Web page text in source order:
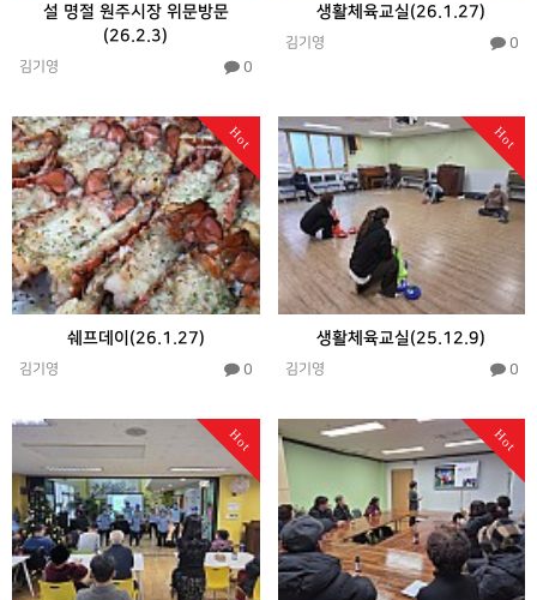
설 명절 원주시장 위문방문
(26.2.3)
김기영 0
생활체육교실(26.1.27)
김기영 0
Hot
쉐프데이(26.1.27)
김기영 0
Hot
생활체육교실(25.12.9)
김기영 0
Hot Hot